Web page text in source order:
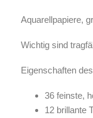
Aquarellpapiere,
Wichtig sind
Eigenschaften
36 feinste,
12 brillante